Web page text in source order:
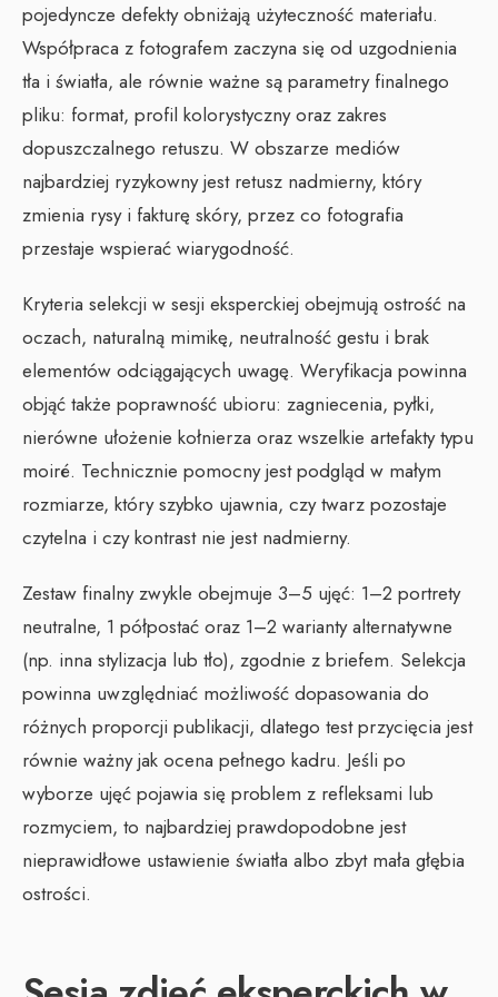
pojedyncze defekty obniżają użyteczność materiału.
Współpraca z fotografem zaczyna się od uzgodnienia
tła i światła, ale równie ważne są parametry finalnego
pliku: format, profil kolorystyczny oraz zakres
dopuszczalnego retuszu. W obszarze mediów
najbardziej ryzykowny jest retusz nadmierny, który
zmienia rysy i fakturę skóry, przez co fotografia
przestaje wspierać wiarygodność.
Kryteria selekcji w sesji eksperckiej obejmują ostrość na
oczach, naturalną mimikę, neutralność gestu i brak
elementów odciągających uwagę. Weryfikacja powinna
objąć także poprawność ubioru: zagniecenia, pyłki,
nierówne ułożenie kołnierza oraz wszelkie artefakty typu
moiré. Technicznie pomocny jest podgląd w małym
rozmiarze, który szybko ujawnia, czy twarz pozostaje
czytelna i czy kontrast nie jest nadmierny.
Zestaw finalny zwykle obejmuje 3–5 ujęć: 1–2 portrety
neutralne, 1 półpostać oraz 1–2 warianty alternatywne
(np. inna stylizacja lub tło), zgodnie z briefem. Selekcja
powinna uwzględniać możliwość dopasowania do
różnych proporcji publikacji, dlatego test przycięcia jest
równie ważny jak ocena pełnego kadru. Jeśli po
wyborze ujęć pojawia się problem z refleksami lub
rozmyciem, to najbardziej prawdopodobne jest
nieprawidłowe ustawienie światła albo zbyt mała głębia
ostrości.